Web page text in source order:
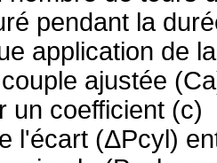
pendant la
application de la
ajustée
un coefficient (c)
l'écart (ΔPcyl)